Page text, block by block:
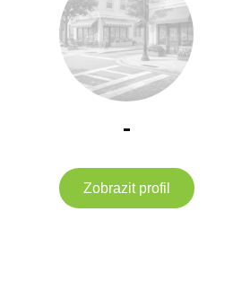
-
Zobrazit profil